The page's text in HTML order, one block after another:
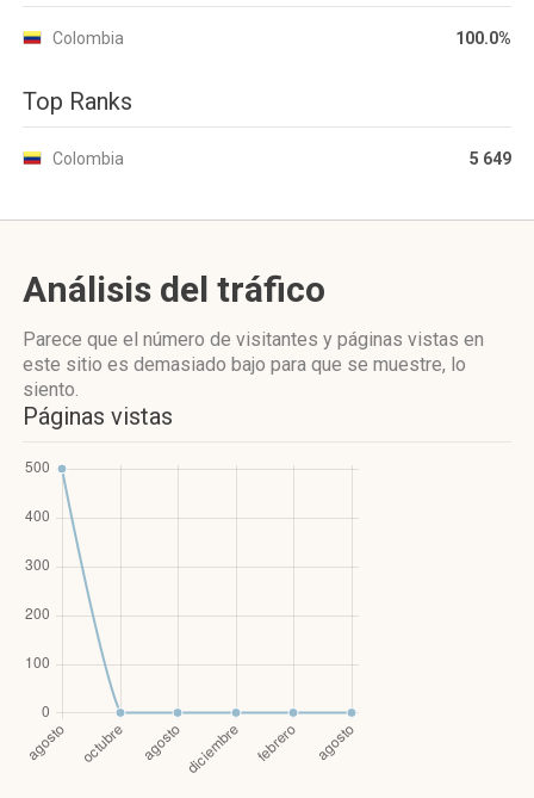
Colombia 100.0%
Top Ranks
Colombia 5 649
Análisis del tráfico
Parece que el número de visitantes y páginas vistas en
este sitio es demasiado bajo para que se muestre, lo
siento.
Páginas vistas